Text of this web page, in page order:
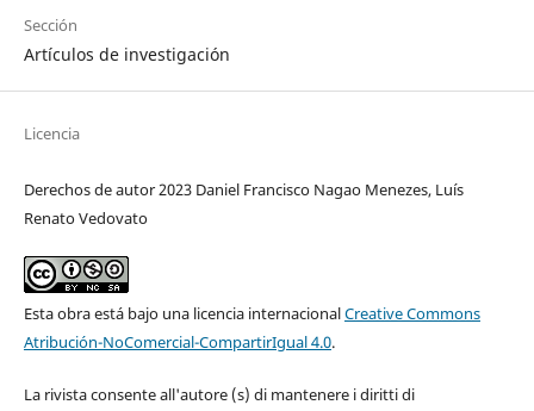
Sección
Artículos de investigación
Licencia
Derechos de autor 2023 Daniel Francisco Nagao Menezes, Luís
Renato Vedovato
Esta obra está bajo una licencia internacionalCreative Commons
Atribución-NoComercial-CompartirIgual 4.0.
La rivista consente all'autore (s) di mantenere i diritti di